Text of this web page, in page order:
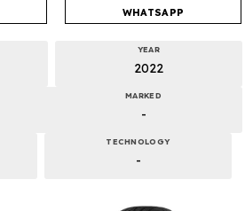
WHATSAPP
YEAR
2022
MARKED
-
TECHNOLOGY
-